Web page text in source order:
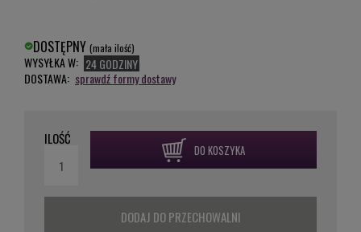
DOSTĘPNY (mała ilość)
WYSYŁKA W: 24 GODZINY
DOSTAWA: sprawdź formy dostawy
ILOŚĆ
DO KOSZYKA
DODAJ DO PRZECHOWALNI